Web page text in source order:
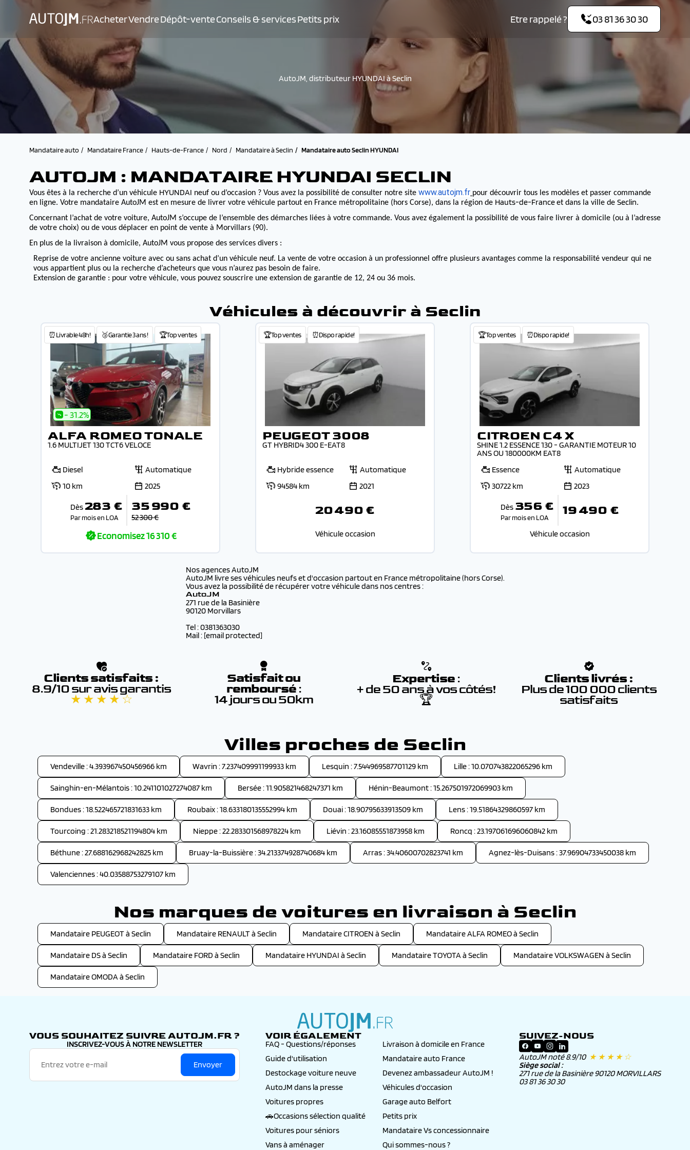
AcheterVendreDépôt-venteConseils & servicesPetits prix Etre rappelé ? 03 81 36 30 30
AutoJM, distributeur HYUNDAI à Seclin
Mandataire auto Mandataire France Hauts-de-France Nord Mandataire à Seclin Mandataire auto Seclin HYUNDAI
AUTOJM : MANDATAIRE HYUNDAI SECLIN
Vous êtes à la recherche d’un véhicule HYUNDAI neuf ou d’occasion ? Vous avez la possibilité de consulter notre site www.autojm.fr pour découvrir tous les modèles et passer commande
en ligne. Votre mandataire AutoJM est en mesure de livrer votre véhicule partout en France métropolitaine (hors Corse), dans la région de Hauts-de-Franceet dans la ville de Seclin.
Concernant l’achat de votre voiture, AutoJM s’occupe de l’ensemble des démarches liées à votre commande. Vous avez également la possibilité de vous faire livrer à domicile (ou à l’adresse
de votre choix) ou de vous déplacer en point de vente à Morvillars (90).
En plus de la livraison à domicile, AutoJM vous propose des services divers :
Reprise de votre ancienne voiture avec ou sans achat d’un véhicule neuf. La vente de votre occasion à un professionnel offre plusieurs avantages comme la responsabilité vendeur qui ne
vous appartient plus ou la recherche d’acheteurs que vous n’aurez pas besoin de faire.
Extension de garantie : pour votre véhicule, vous pouvez souscrire une extension de garantie de 12, 24 ou 36 mois.
Véhicules à découvrir à Seclin
⏰Livrable 48h! 🥉Garantie 3 ans ! 🏆Top ventes
- 31.2%
ALFA ROMEO TONALE
1.6 MULTIJET 130 TCT6 VELOCE
Diesel
Automatique
10 km
2025
Dès 283 €
Par mois en LOA
35 990 €
52 300 €
Economisez16 310 €
🏆Top ventes ⏰Dispo rapide!
PEUGEOT 3008
GT HYBRID4 300 E-EAT8
Hybride essence
Automatique
94584 km
2021
20 490 €
Véhicule occasion
🏆Top ventes ⏰Dispo rapide!
CITROEN C4 X
SHINE 1.2 ESSENCE 130 - GARANTIE MOTEUR 10
ANS OU 180000KM EAT8
Essence
Automatique
30722 km
2023
Dès 356 €
Par mois en LOA 19 490 €
Véhicule occasion
Nos agences AutoJM
AutoJM livre ses véhicules neufs et d'occasion partout en France métropolitaine (hors Corse).
Vous avez la possibilité de récupérer votre véhicule dans nos centres :
AutoJM
271 rue de la Basinière
90120 Morvillars
Tel : 0381363030
Mail : [email protected]
Clients satisfaits :
8.9/10 sur avis garantis
★ ★ ★ ★ ☆
Satisfait ou
remboursé :
14 jours ou 50km
Expertise :
+ de 50 ans à vos côtés!
🏆
Clients livrés :
Plus de 100 000 clients
satisfaits
Villes proches de Seclin
Vendeville : 4.393967450456966 km Wavrin : 7.237409991199933 km Lesquin : 7.544969587701129 km Lille : 10.070743822065296 km
Sainghin-en-Mélantois : 10.241101027274087 km Bersée : 11.905821468247371 km Hénin-Beaumont : 15.267501972069903 km
Bondues : 18.522465721831633 km Roubaix : 18.633180135552994 km Douai : 18.90795633913509 km Lens : 19.51864329860597 km
Tourcoing : 21.283218521194804 km Nieppe : 22.283301568978224 km Liévin : 23.16085551873958 km Roncq : 23.197061696060842 km
Béthune : 27.688162968242825 km Bruay-la-Buissière : 34.213374928740684 km Arras : 34.40600702823741 km Agnez-lès-Duisans : 37.96904733450038 km
Valenciennes : 40.03588753279107 km
Nos marques de voitures en livraison à Seclin
Mandataire PEUGEOT à Seclin Mandataire RENAULT à Seclin Mandataire CITROEN à Seclin Mandataire ALFA ROMEO à Seclin
Mandataire DS à Seclin Mandataire FORD à Seclin Mandataire HYUNDAI à Seclin Mandataire TOYOTA à Seclin Mandataire VOLKSWAGEN à Seclin
Mandataire OMODA à Seclin
autojm.fr
VOUS SOUHAITEZ SUIVRE AUTOJM.FR ?
INSCRIVEZ-VOUS À NOTRE NEWSLETTER
Envoyer
VOIR ÉGALEMENT
FAQ - Questions/réponses
Livraison à domicile en France
Guide d'utilisation
Mandataire auto France
Destockage voiture neuve
Devenez ambassadeur AutoJM !
AutoJM dans la presse
Véhicules d'occasion
Voitures propres
Garage auto Belfort
🚗Occasions sélection qualité
Petits prix
Voitures pour séniors
Mandataire Vs concessionnaire
Vans à aménager
Qui sommes-nous ?
SUIVEZ-NOUS
AutoJM noté 8.9/10 ★ ★ ★ ★ ☆
Siège social :
271 rue de la Basinière 90120 MORVILLARS
03 81 36 30 30